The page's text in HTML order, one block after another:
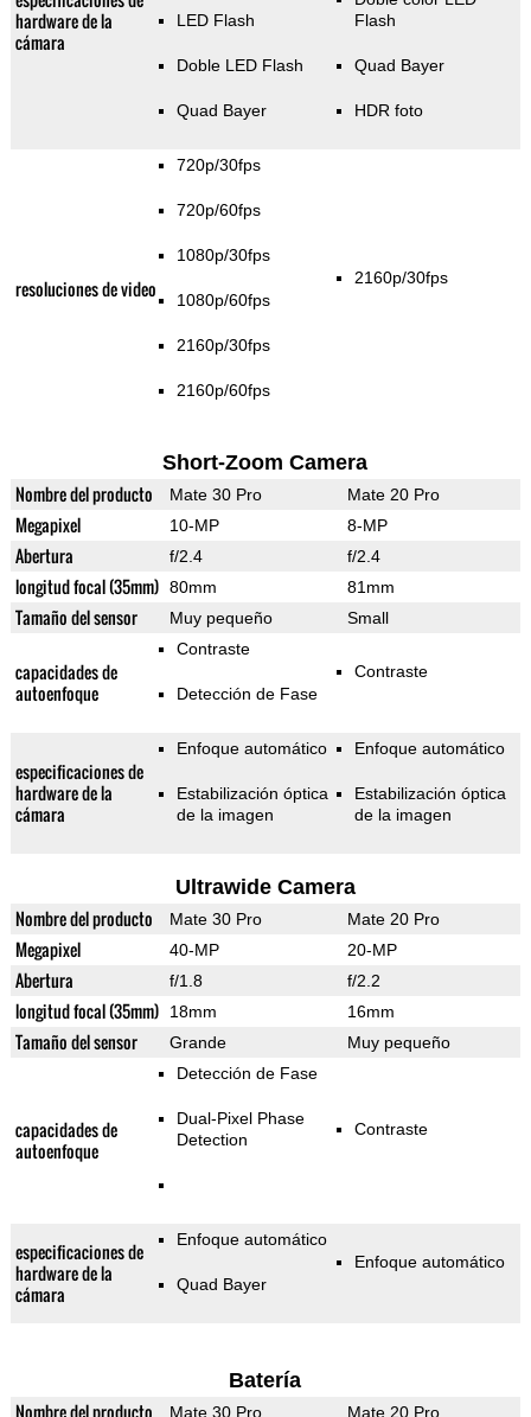
hardware de la
cámara
LED Flash
Doble LED Flash
Quad Bayer
Flash
Quad Bayer
HDR foto
resoluciones de video
720p/30fps
720p/60fps
1080p/30fps
1080p/60fps
2160p/30fps
2160p/60fps
2160p/30fps
Short-Zoom Camera
Nombre del producto Mate 30 Pro Mate 20 Pro
Megapixel 10-MP 8-MP
Abertura f/2.4 f/2.4
longitud focal (35mm) 80mm 81mm
Tamaño del sensor Muy pequeño Small
capacidades de
autoenfoque
Contraste
Detección de Fase
Contraste
especificaciones de
hardware de la
cámara
Enfoque automático
Estabilización óptica
de la imagen
Enfoque automático
Estabilización óptica
de la imagen
Ultrawide Camera
Nombre del producto Mate 30 Pro Mate 20 Pro
Megapixel 40-MP 20-MP
Abertura f/1.8 f/2.2
longitud focal (35mm) 18mm 16mm
Tamaño del sensor Grande Muy pequeño
capacidades de
autoenfoque
Detección de Fase
Dual-Pixel Phase
Detection
Contraste
especificaciones de
hardware de la
cámara
Enfoque automático
Quad Bayer
Enfoque automático
Batería
Nombre del producto Mate 30 Pro Mate 20 Pro